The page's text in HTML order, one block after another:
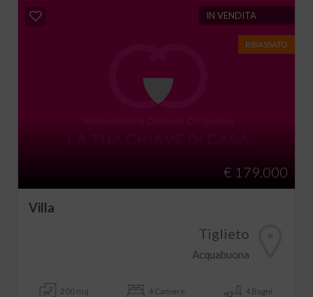
IN VENDITA
RIBASSATO
€ 179.000
Villa
Tiglieto
Acquabuona
200 mq 4 Camere 4 Bagni